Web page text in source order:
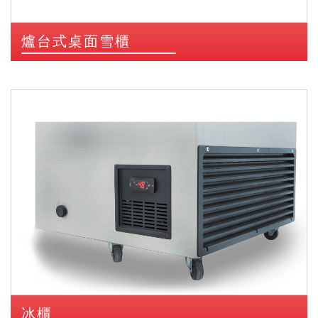
爐台式桌面雪櫃
冰櫃